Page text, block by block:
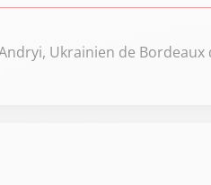
Ukrainien de